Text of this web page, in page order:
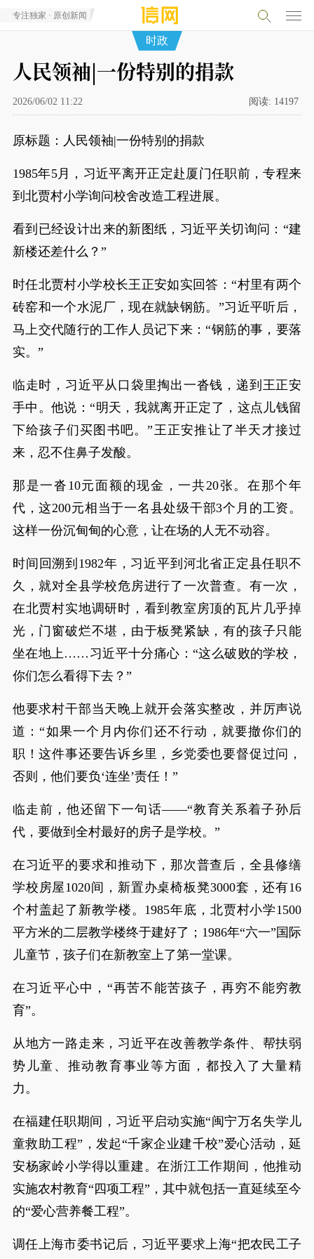
专注独家 · 原创新闻
时政
人民领袖|一份特别的捐款
2026/06/02 11:22 阅读: 14197
原标题：人民领袖|一份特别的捐款
1985年5月，习近平离开正定赴厦门任职前，专程来
到北贾村小学询问校舍改造工程进展。
看到已经设计出来的新图纸，习近平关切询问：“建
新楼还差什么？”
时任北贾村小学校长王正安如实回答：“村里有两个
砖窑和一个水泥厂，现在就缺钢筋。”习近平听后，
马上交代随行的工作人员记下来：“钢筋的事，要落
实。”
临走时，习近平从口袋里掏出一沓钱，递到王正安
手中。他说：“明天，我就离开正定了，这点儿钱留
下给孩子们买图书吧。”王正安推让了半天才接过
来，忍不住鼻子发酸。
那是一沓10元面额的现金，一共20张。在那个年
代，这200元相当于一名县处级干部3个月的工资。
这样一份沉甸甸的心意，让在场的人无不动容。
时间回溯到1982年，习近平到河北省正定县任职不
久，就对全县学校危房进行了一次普查。有一次，
在北贾村实地调研时，看到教室房顶的瓦片几乎掉
光，门窗破烂不堪，由于板凳紧缺，有的孩子只能
坐在地上……习近平十分痛心：“这么破败的学校，
你们怎么看得下去？”
他要求村干部当天晚上就开会落实整改，并厉声说
道：“如果一个月内你们还不行动，就要撤你们的
职！这件事还要告诉乡里，乡党委也要督促过问，
否则，他们要负‘连坐’责任！”
临走前，他还留下一句话——“教育关系着子孙后
代，要做到全村最好的房子是学校。”
在习近平的要求和推动下，那次普查后，全县修缮
学校房屋1020间，新置办桌椅板凳3000套，还有16
个村盖起了新教学楼。1985年底，北贾村小学1500
平方米的二层教学楼终于建好了；1986年“六一”国际
儿童节，孩子们在新教室上了第一堂课。
在习近平心中，“再苦不能苦孩子，再穷不能穷教
育”。
从地方一路走来，习近平在改善教学条件、帮扶弱
势儿童、推动教育事业等方面，都投入了大量精
力。
在福建任职期间，习近平启动实施“闽宁万名失学儿
童救助工程”，发起“千家企业建千校”爱心活动，延
安杨家岭小学得以重建。在浙江工作期间，他推动
实施农村教育“四项工程”，其中就包括一直延续至今
的“爱心营养餐工程”。
调任上海市委书记后，习近平要求上海“把农民工子